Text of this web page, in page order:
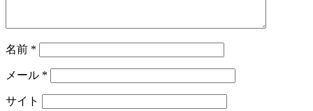
名前 *
メール *
サイト